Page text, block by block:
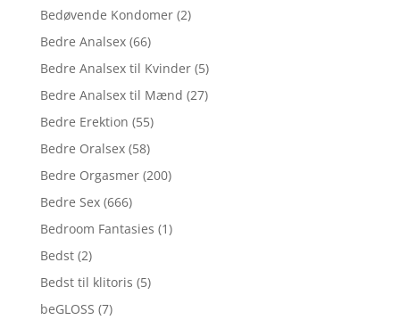
Bedøvende Kondomer (2)
Bedre Analsex (66)
Bedre Analsex til Kvinder (5)
Bedre Analsex til Mænd (27)
Bedre Erektion (55)
Bedre Oralsex (58)
Bedre Orgasmer (200)
Bedre Sex (666)
Bedroom Fantasies (1)
Bedst (2)
Bedst til klitoris (5)
beGLOSS (7)